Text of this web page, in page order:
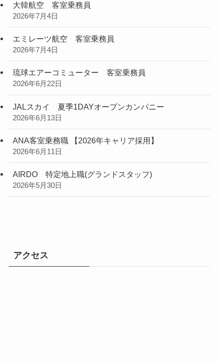
大韓航空 客室乗務員
2026年7月4日
エミレーツ航空 客室乗務員
2026年7月4日
琉球エアーコミューター 客室乗務員
2026年6月22日
JALスカイ 夏季1DAYオープンカンパニー
2026年6月13日
ANA客室乗務職 【2026年キャリア採用】
2026年6月11日
AIRDO 特定地上職(グランドスタッフ)
2026年5月30日
アクセス